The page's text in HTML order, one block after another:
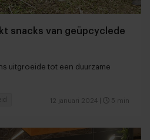
snacks van geüpcyclede
uitgroeide tot een duurzame
12 januari 2024 5 min